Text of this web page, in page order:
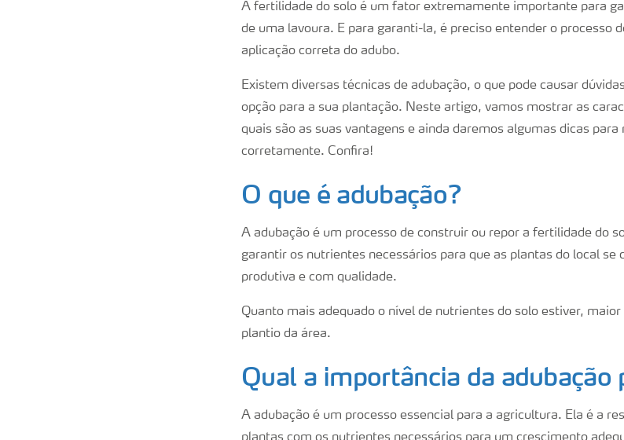
A fertilidade do solo é um fator extremamente importante para
de uma lavoura. E para garanti-la, é preciso entender o processo
aplicação correta do adubo.
Existem diversas técnicas de adubação, o que pode causar
opção para a sua plantação. Neste artigo, vamos mostrar as
quais são as suas vantagens e ainda daremos algumas dicas para
corretamente. Confira!
O que é adubação?
A adubação é um processo de construir ou repor a fertilidade do
garantir os nutrientes necessários para que as plantas do local se
produtiva e com qualidade.
Quanto mais adequado o nível de nutrientes do solo estiver,
plantio da área.
Qual a importância da adubação
A adubação é um processo essencial para a agricultura. Ela é a